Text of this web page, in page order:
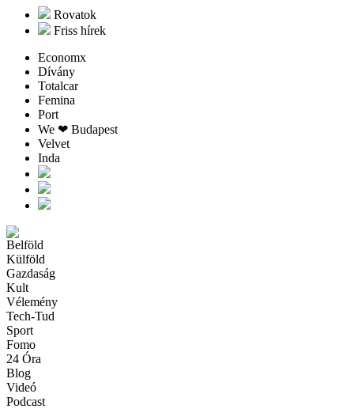
Rovatok
Friss hírek
Economx
Dívány
Totalcar
Femina
Port
We ❤︎ Budapest
Velvet
Inda
Belföld
Külföld
Gazdaság
Kult
Vélemény
Tech-Tud
Sport
Fomo
24 Óra
Blog
Videó
Podcast